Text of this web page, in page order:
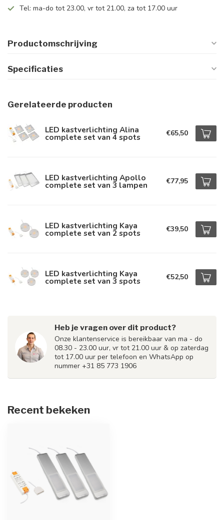
Tel: ma-do tot 23.00, vr tot 21.00, za tot 17.00 uur
Productomschrijving
Specificaties
Gerelateerde producten
LED kastverlichting Alina
complete set van 4 spots €65,50
LED kastverlichting Apollo
complete set van 3 lampen €77,95
LED kastverlichting Kaya
complete set van 2 spots €39,50
LED kastverlichting Kaya
complete set van 3 spots €52,50
Heb je vragen over dit product?
Onze klantenservice is bereikbaar van ma - do
08.30 - 23.00 uur, vr tot 21.00 uur & op zaterdag
tot 17.00 uur per telefoon en WhatsApp op
nummer +31 85 773 1906
Recent bekeken